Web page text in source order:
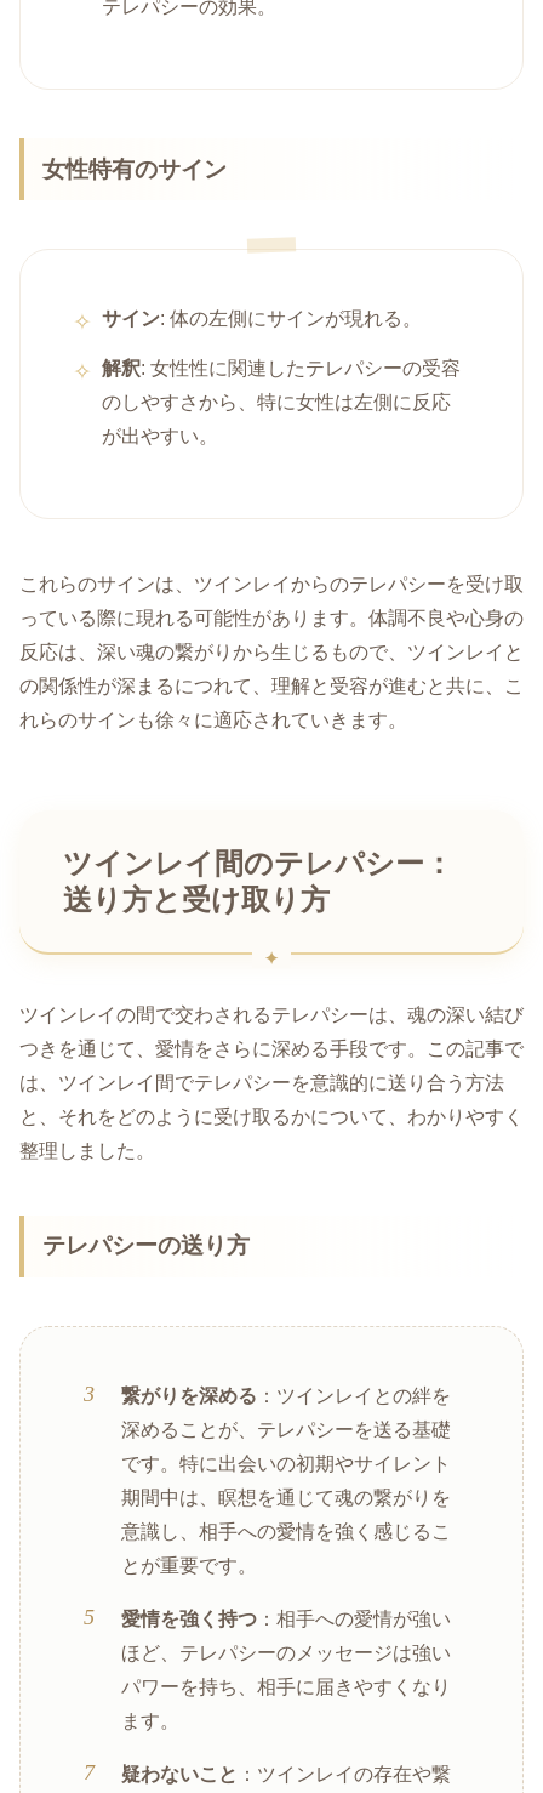
テレパシーの効果。
女性特有のサイン
サイン: 体の左側にサインが現れる。
解釈: 女性性に関連したテレパシーの受容
のしやすさから、特に女性は左側に反応
が出やすい。
これらのサインは、ツインレイからのテレパシーを受け取
っている際に現れる可能性があります。体調不良や心身の
反応は、深い魂の繋がりから生じるもので、ツインレイと
の関係性が深まるにつれて、理解と受容が進むと共に、こ
れらのサインも徐々に適応されていきます。
ツインレイ間のテレパシー：
送り方と受け取り方
ツインレイの間で交わされるテレパシーは、魂の深い結び
つきを通じて、愛情をさらに深める手段です。この記事で
は、ツインレイ間でテレパシーを意識的に送り合う方法
と、それをどのように受け取るかについて、わかりやすく
整理しました。
テレパシーの送り方
繋がりを深める ：ツインレイとの絆を
深めることが、テレパシーを送る基礎
です。特に出会いの初期やサイレント
期間中は、瞑想を通じて魂の繋がりを
意識し、相手への愛情を強く感じるこ
とが重要です。
愛情を強く持つ ：相手への愛情が強い
ほど、テレパシーのメッセージは強い
パワーを持ち、相手に届きやすくなり
ます。
疑わないこと ：ツインレイの存在や繋